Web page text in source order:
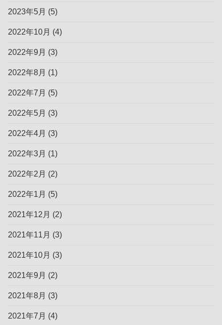
2023年5月 (5)
2022年10月 (4)
2022年9月 (3)
2022年8月 (1)
2022年7月 (5)
2022年5月 (3)
2022年4月 (3)
2022年3月 (1)
2022年2月 (2)
2022年1月 (5)
2021年12月 (2)
2021年11月 (3)
2021年10月 (3)
2021年9月 (2)
2021年8月 (3)
2021年7月 (4)